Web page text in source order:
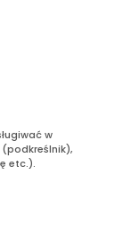
w
(podkreślnik),
etc.).